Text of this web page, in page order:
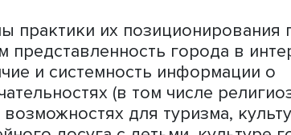
успешного брендирования
в Ярославской области,
поддержке местных
креативных объектов,
потока.